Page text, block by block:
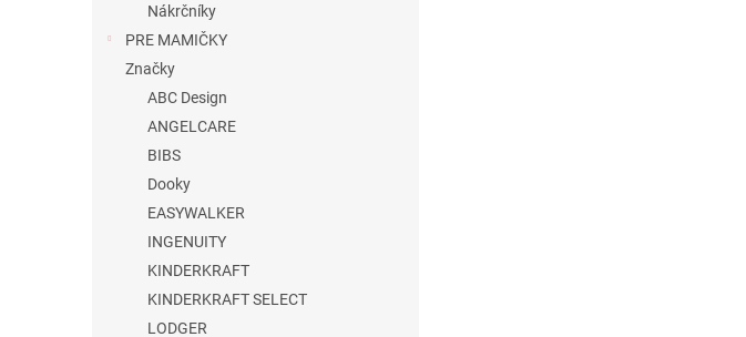
Nákrčníky
PRE MAMIČKY
Značky
ABC Design
ANGELCARE
BIBS
Dooky
EASYWALKER
INGENUITY
KINDERKRAFT
KINDERKRAFT SELECT
LODGER